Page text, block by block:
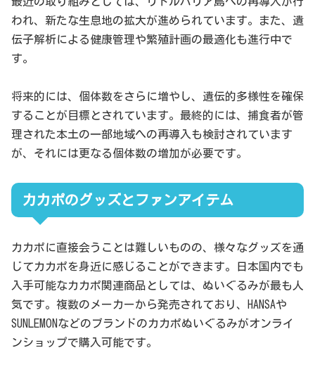
われ、新たな生息地の拡大が進められています。また、遺
伝子解析による健康管理や繁殖計画の最適化も進行中で
す。
将来的には、個体数をさらに増やし、遺伝的多様性を確保
することが目標とされています。最終的には、捕食者が管
理された本土の一部地域への再導入も検討されています
が、それには更なる個体数の増加が必要です。
カカポのグッズとファンアイテム
カカポに直接会うことは難しいものの、様々なグッズを通
じてカカポを身近に感じることができます。日本国内でも
入手可能なカカポ関連商品としては、ぬいぐるみが最も人
気です。複数のメーカーから発売されており、HANSAや
SUNLEMONなどのブランドのカカポぬいぐるみがオンライ
ンショップで購入可能です。